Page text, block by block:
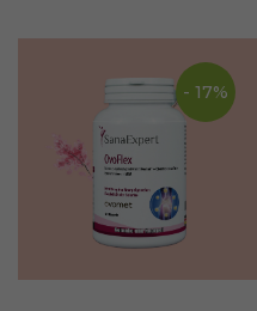
- 17%